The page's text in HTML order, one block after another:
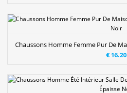
€ 16.20